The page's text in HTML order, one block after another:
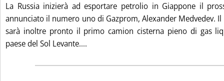
La Russia inizierà ad esportare petrolio in Giappone il
annunciato il numero uno di Gazprom, Alexander Medvedev.
sarà inoltre pronto il primo camion cisterna pieno di gas
paese del Sol Levante....